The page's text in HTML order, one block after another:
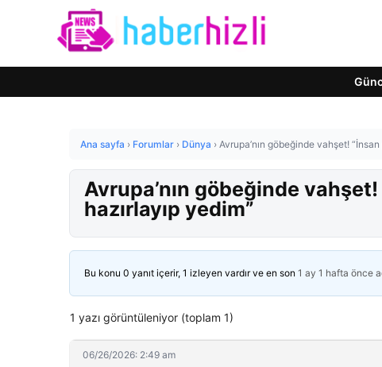
Ana sayfa › Forumlar › Dünya › Avrupa’nın göbeğinde vahşet!
Avrupa’nın göbeğinde
hazırlayıp yedim”
Bu konu 0 yanıt içerir, 1 izleyen vardır ve en son 1 ay 1 hafta önce
1 yazı görüntüleniyor (toplam 1)
06/26/2026: 2:49 am